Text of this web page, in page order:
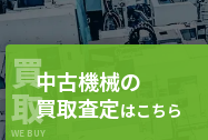
買
取
WE BUY
中古機械の
買取査定はこちら